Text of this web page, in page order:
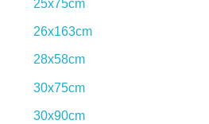
25x75cm
26x163cm
28x58cm
30x75cm
30x90cm